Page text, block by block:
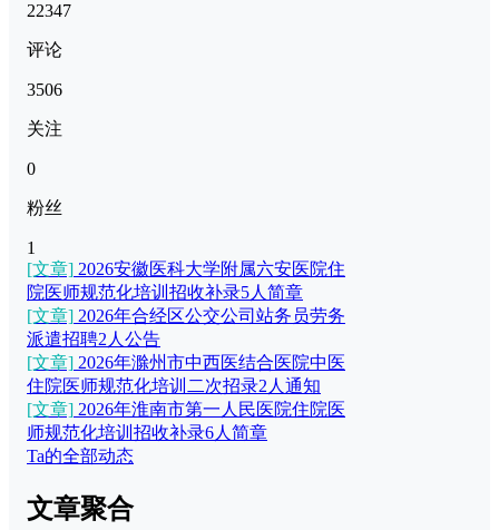
22347
评论
3506
关注
0
粉丝
1
[文章] 2026安徽医科大学附属六安医院住
院医师规范化培训招收补录5人简章
[文章] 2026年合经区公交公司站务员劳务
派遣招聘2人公告
[文章] 2026年滁州市中西医结合医院中医
住院医师规范化培训二次招录2人通知
[文章] 2026年淮南市第一人民医院住院医
师规范化培训招收补录6人简章
Ta的全部动态
文章聚合